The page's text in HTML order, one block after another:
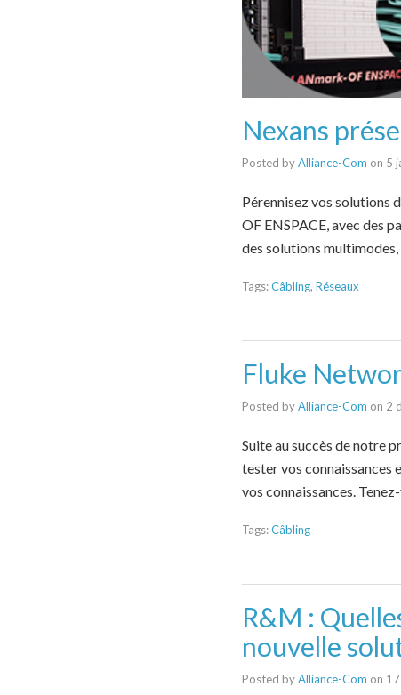
Nexans
Posted byAlliance-Com on 5
Pérennisez vos solutions
OF ENSPACE, avec des
des solutions
Tags:Câbling, Réseaux
Fluke
Posted byAlliance-Com on 2
Suite au succès de notre
tester vos connaissances
vos connaissances.
Tags:Câbling
R&M :
nouvelle
Posted byAlliance-Com on